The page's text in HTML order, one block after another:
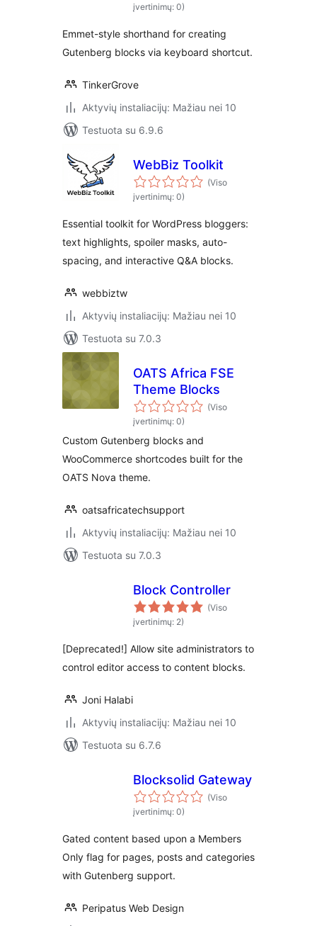
įvertinimų: 0)
Emmet-style shorthand for creating
Gutenberg blocks via keyboard shortcut.
TinkerGrove
Aktyvių instaliacijų: Mažiau nei 10
Testuota su 6.9.6
WebBiz Toolkit
(Viso
įvertinimų: 0)
Essential toolkit for WordPress bloggers:
text highlights, spoiler masks, auto-
spacing, and interactive Q&A blocks.
webbiztw
Aktyvių instaliacijų: Mažiau nei 10
Testuota su 7.0.3
OATS Africa FSE
Theme Blocks
(Viso
įvertinimų: 0)
Custom Gutenberg blocks and
WooCommerce shortcodes built for the
OATS Nova theme.
oatsafricatechsupport
Aktyvių instaliacijų: Mažiau nei 10
Testuota su 7.0.3
Block Controller
(Viso
įvertinimų: 2)
[Deprecated!] Allow site administrators to
control editor access to content blocks.
Joni Halabi
Aktyvių instaliacijų: Mažiau nei 10
Testuota su 6.7.6
Blocksolid Gateway
(Viso
įvertinimų: 0)
Gated content based upon a Members
Only flag for pages, posts and categories
with Gutenberg support.
Peripatus Web Design